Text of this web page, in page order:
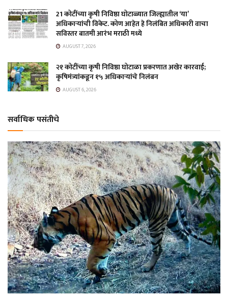
21 कोटींच्या कृषी निविष्ठा घोटाळ्यात जिल्ह्यातील ‘या’
अधिकाऱ्यांची विकेट. कोण आहेत हे निलंबित अधिकारी वाचा
सविस्तर बातमी आरंभ मराठी मध्ये
AUGUST 7, 2026
२१ कोटींच्या कृषी निविष्ठा घोटाळा प्रकरणात अखेर कारवाई;
कृषिमंत्र्यांकडून १५ अधिकाऱ्यांचे निलंबन
AUGUST 6, 2026
सर्वाधिक पसंतीचे